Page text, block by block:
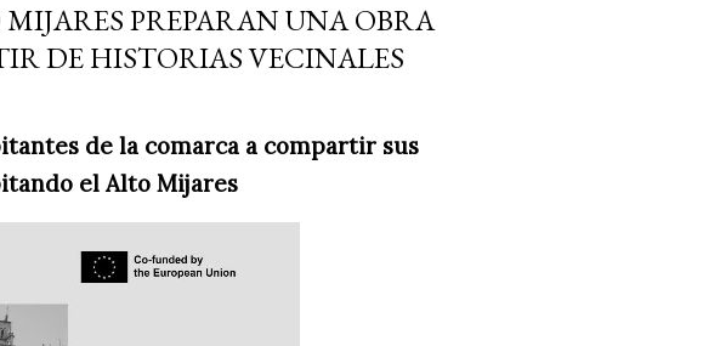
PREPARAN UNA OBRA
DE HISTORIAS VECINALES
de la comarca a compartir sus
el Alto Mijares